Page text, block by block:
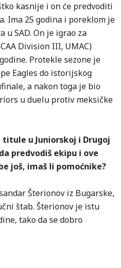
kasnije i on će predvoditi
Ima 25 godina i poreklom je
u SAD. On je igrao za
Division III, UMAC)
Protekle sezone je
Eagles do istorijskog
a nakon toga je bio
u duelu protiv meksičke
u Juniorskoj i Drugoj
predvodiš ekipu i ove
još, imaš li pomoćnike?
Šterionov iz Bugarske,
štab. Šterionov je istu
tako da se dobro